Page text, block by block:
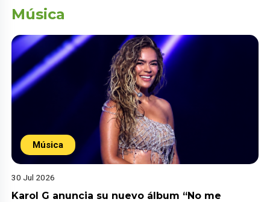
Música
Música
30 Jul 2026
Karol G anuncia su nuevo álbum “No me